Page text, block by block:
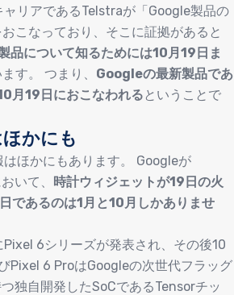
リアであるTelstraが「Google製品の
こなっており、そこに証拠があると
品について知るためには10月19日ま
す。 つまり、 Googleの最新製品であ
月19日におこなわれる ということで
かにも
ほかにもあります。 Googleが
いて、 時計ウィジェットが19日の火
であるのは1月と10月しかありませ
6シリーズが発表され、その後10
Pixel 6 ProはGoogleの次世代フラッグ
独自開発したSoCであるTensorチッ